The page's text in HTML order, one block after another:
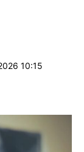
10:15